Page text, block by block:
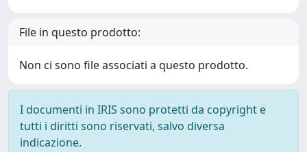
File in questo prodotto:
Non ci sono file associati a questo prodotto.
I documenti in IRIS sono protetti da copyright e
tutti i diritti sono riservati, salvo diversa
indicazione.